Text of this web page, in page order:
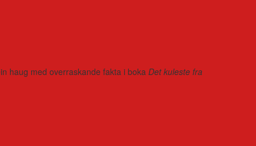
haug med overraskande fakta i boka Det kuleste fra